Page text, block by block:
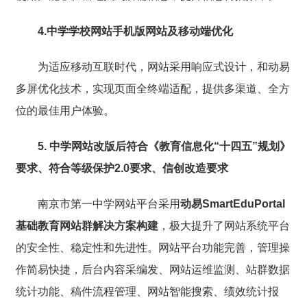
4.中学学校网站手机版网站及移动端优化
为适应移动互联时代， 网站采用响应式设计，和动易
多屏优化技术，实现页面全终端适配，提供多渠道、全方
位的最佳用户体验。
5. 中学网站改版后符合《教育信息化“十四五”规划》
要求、 符合等级保护2.0要求、信创改造要求
南京市第一中学网站平台采用动易SmartEduPortal
基础教育网站群解决方案构建，极大提升了网站系统平台
的安全性、稳定性和先进性。
网站平台功能完善，管理操
作简易快捷，后台内容采编发、网站运维监测、站群数据
统计功能、稿件流程管理、网站智能搜索、绩效统计报